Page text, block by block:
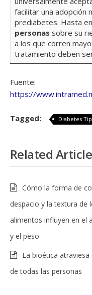
facilitar una adopción
prediabetes. Hasta
personas sobre su
a los que corren
tratamiento deben
Fuente:
https://
Tagged: Diabetes
Related
Cómo la forma de
despacio y la textura de
alimentos influyen en el
y el peso
La bioética atraviesa
de todas las personas